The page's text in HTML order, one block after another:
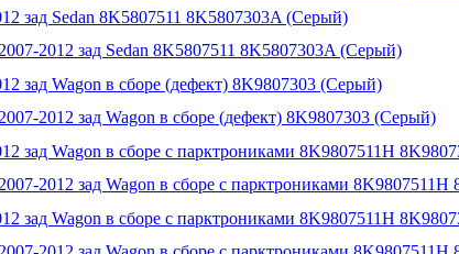
зад Sedan 8K5807511 8K5807303A (Серый)
2012 зад Sedan 8K5807511 8K5807303A (Серый)
зад Wagon в сборе (дефект) 8K9807303 (Серый)
2012 зад Wagon в сборе (дефект) 8K9807303 (Серый)
зад Wagon в сборе с парктрониками 8K9807511H
2012 зад Wagon в сборе с парктрониками
зад Wagon в сборе с парктрониками 8K9807511H